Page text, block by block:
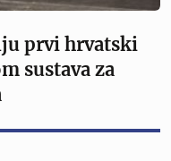
prvi hrvatski
sustava za